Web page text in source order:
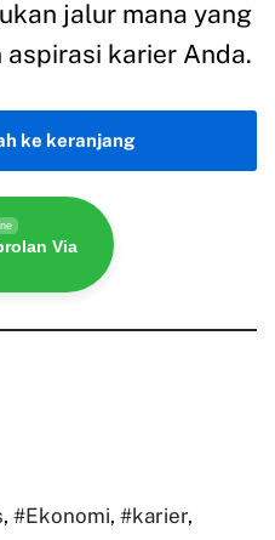
jalur mana yang
karier Anda.
ke keranjang
Via
, #Ekonomi, #karier,